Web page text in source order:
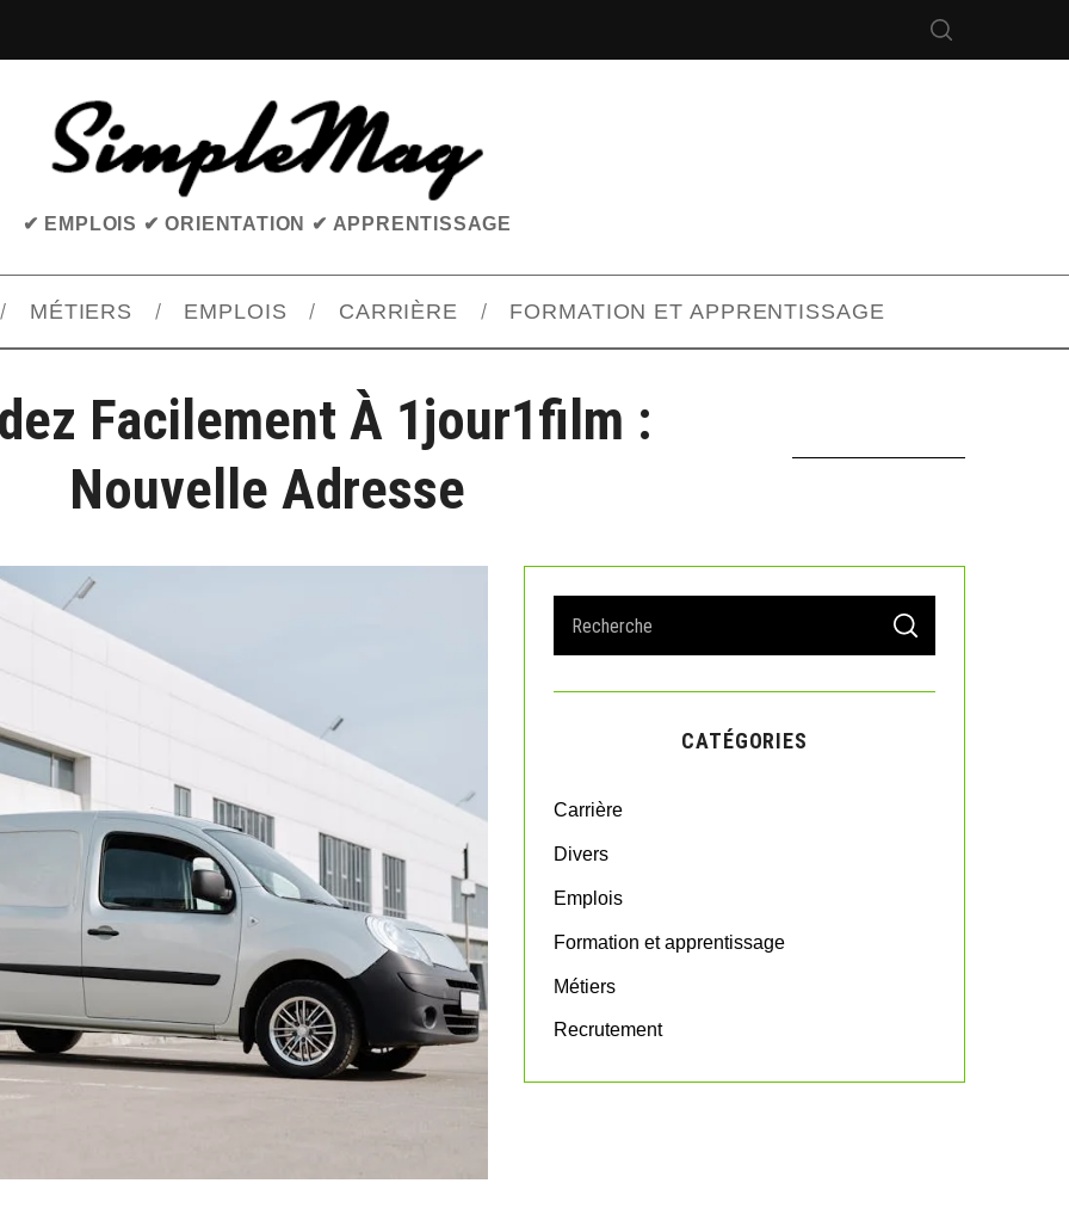
✔ EMPLOIS ✔ ORIENTATION ✔ APPRENTISSAGE
MÉTIERS EMPLOIS CARRIÈRE FORMATION ET APPRENTISSAGE
Facilement À 1jour1film :
Nouvelle Adresse
a
r
o
S
A
C
CATÉGORIES
Carrière
Divers
Emplois
Formation et apprentissage
Métiers
Recrutement